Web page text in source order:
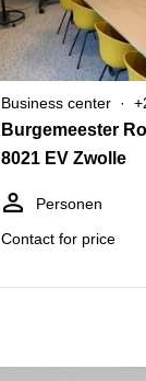
Business center
Burgemeester
8021 EV Zwolle
Personen
Contact for price